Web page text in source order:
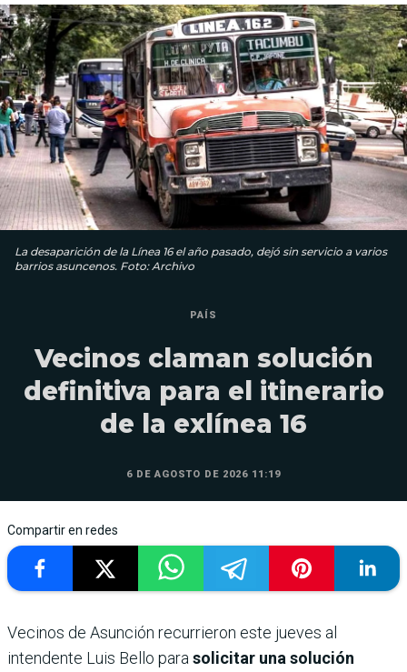
La desaparición de la Línea 16 el año pasado, dejó sin servicio a varios
barrios asuncenos. Foto: Archivo
PAÍS
Vecinos claman solución
definitiva para el itinerario
de la exlínea 16
6 DE AGOSTO DE 2026 11:19
Compartir en redes
Vecinos de Asunción recurrieron este jueves al
intendente Luis Bello para solicitar una solución